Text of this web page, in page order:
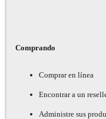
Comprando
Comprar en línea
Encontrar a un
Administre sus